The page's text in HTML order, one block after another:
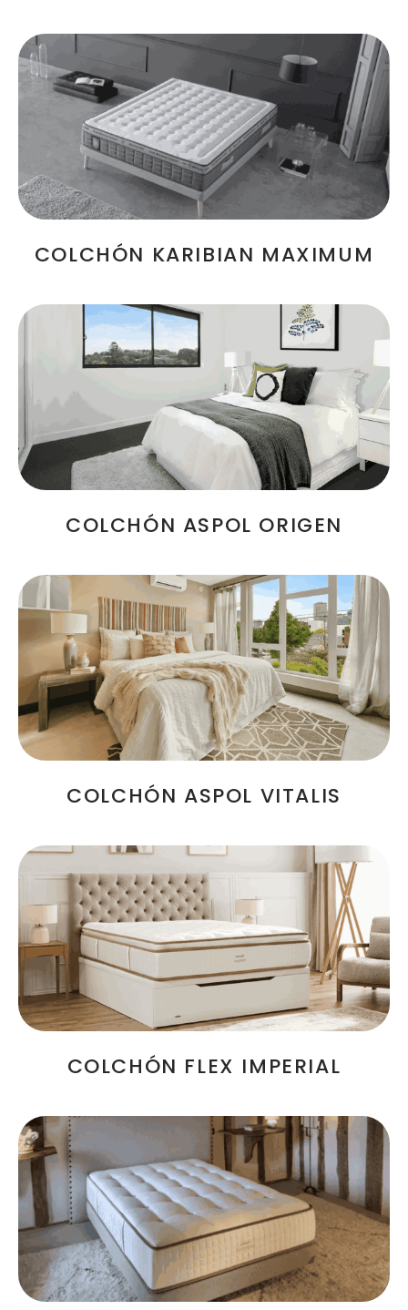
COLCHÓN KARIBIAN MAXIMUM
COLCHÓN ASPOL ORIGEN
COLCHÓN ASPOL VITALIS
COLCHÓN FLEX IMPERIAL